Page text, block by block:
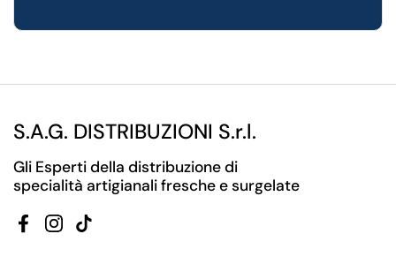
S.A.G. DISTRIBUZIONI S.r.l.
Gli Esperti della distribuzione di
specialità artigianali fresche e surgelate
Facebook
Instagram
TikTok